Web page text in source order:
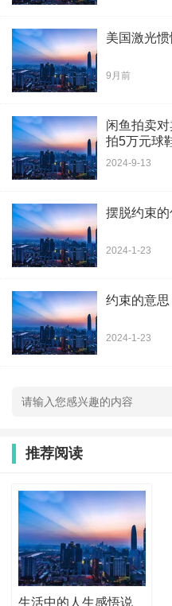
美国激光
9月前
闲鱼拍卖
拍5万元球
2024-9-13
摆脱约束的
2024-1-23
约束的意思
2024-1-23
推荐阅读
生活中的人生感悟说